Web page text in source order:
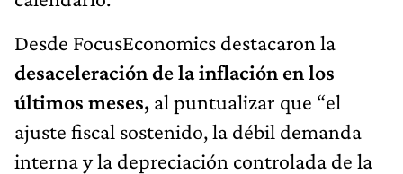
Desde FocusEconomics destacaron la
desaceleración de la inflación en los
últimos meses, al puntualizar que “el
ajuste fiscal sostenido, la débil demanda
interna y la depreciación controlada de la